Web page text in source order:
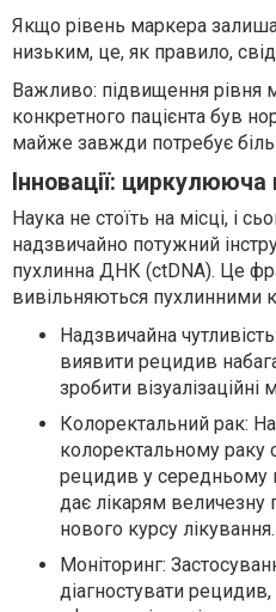
Якщо рівень маркера
низьким, це, як правило,
Важливо: підвищення рівня
конкретного пацієнта був
майже завжди потребує
Інновації:
Наука не стоїть на місці, і
надзвичайно потужний
пухлинна ДНК (ctDNA). Це
вивільняються пухлинними
Надзвичайна
виявити рецидив
зробити
Колоректальний рак:
колоректальному раку
рецидив у середньому
дає лікарям величезну
нового курсу лікування.
Моніторинг:
діагностувати